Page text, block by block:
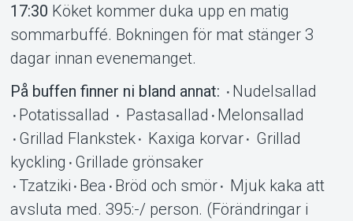
17:30 Köket kommer duka upp en matig
sommarbuffé. Bokningen för mat stänger 3
dagar innan evenemanget.
På buffen finner ni bland annat:
٠Potatissallad ٠ Pastasallad٠Melonsallad
٠Grillad Flankstek٠ Kaxiga korvar٠ Grillad
kyckling٠Grillade grönsaker
٠Tzatziki٠Bea٠Bröd och smör٠ Mjuk kaka att
avsluta med. 395:-/ person. (Förändringar i